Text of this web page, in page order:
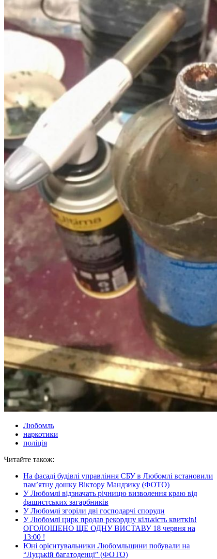
Любомль
наркотики
поліція
Читайте також:
На фасаді будівлі управління СБУ в Любомлі встановили
пам’ятну дошку Віктору Мандзику (ФОТО)
У Любомлі відзначать річницю визволення краю від
фашистських загарбників
У Любомлі згоріли дві господарчі споруди
У Любомлі цирк продав рекордну кількість квитків!
ОГОЛОШЕНО ЩЕ ОДНУ ВИСТАВУ 18 червня на
13:00 !
Юні орієнтувальники Любомльщини побували на
“Луцькій багатоденці” (ФОТО)